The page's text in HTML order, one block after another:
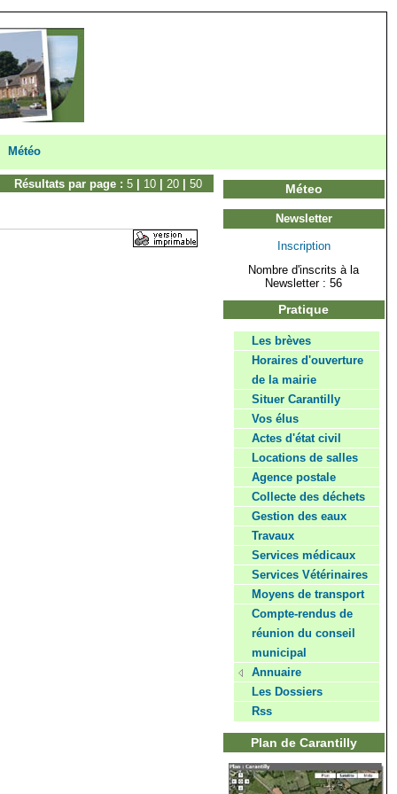
Météo
Méteo
Newsletter
Inscription
Nombre d'inscrits à la
Newsletter : 56
Pratique
Les brèves
Horaires d'ouverture
de la mairie
Situer Carantilly
Vos élus
Actes d'état civil
Locations de salles
Agence postale
Collecte des déchets
Gestion des eaux
Travaux
Services médicaux
Services Vétérinaires
Moyens de transport
Compte-rendus de
réunion du conseil
municipal
Annuaire
Les Dossiers
Rss
Plan de Carantilly
Résultats par page :5 | 10 | 20 |50